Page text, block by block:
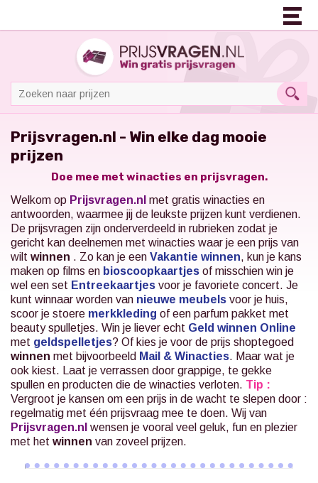
Prijsvragen.nl - Win elke dag mooie
prijzen
Doe mee met winacties en prijsvragen.
Welkom op Prijsvragen.nl met gratis winacties en
antwoorden, waarmee jij de leukste prijzen kunt verdienen.
De prijsvragen zijn onderverdeeld in rubrieken zodat je
gericht kan deelnemen met winacties waar je een prijs van
wilt winnen . Zo kan je een Vakantie winnen, kun je kans
maken op films en bioscoopkaartjes of misschien win je
wel een set Entreekaartjes voor je favoriete concert. Je
kunt winnaar worden van nieuwe meubels voor je huis,
scoor je stoere merkkleding of een parfum pakket met
beauty spulletjes. Win je liever echt Geld winnen Online
met geldspelletjes? Of kies je voor de prijs shoptegoed
winnen met bijvoorbeeld Mail & Winacties. Maar wat je
ook kiest. Laat je verrassen door grappige, te gekke
spullen en producten die de winacties verloten. Tip :
Vergroot je kansen om een prijs in de wacht te slepen door :
regelmatig met één prijsvraag mee te doen. Wij van
Prijsvragen.nl wensen je vooral veel geluk, fun en plezier
met het winnen van zoveel prijzen.